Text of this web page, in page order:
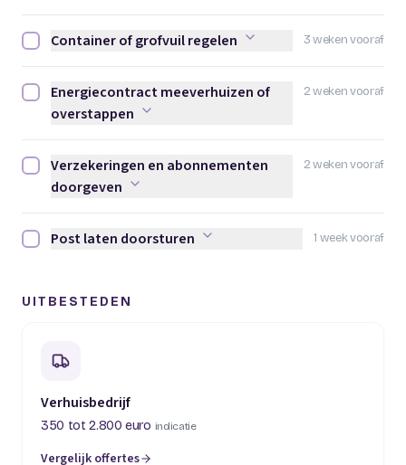
3 weken vooraf
Container of grofvuil regelen afvinken
Container of grofvuil regelen
2 weken vooraf
Energiecontract meeverhuizen of overstappen afvinken
Energiecontract meeverhuizen of
overstappen
2 weken vooraf
Verzekeringen en abonnementen doorgeven afvinken
Verzekeringen en abonnementen
doorgeven
1 week vooraf
Post laten doorsturen afvinken
Post laten doorsturen
UITBESTEDEN
Verhuisbedrijf
350 tot 2.800 euro indicatie
Vergelijk offertes